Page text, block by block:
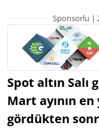
Sponsorlu |
Spot altın Salı
Mart ayının
gördükten